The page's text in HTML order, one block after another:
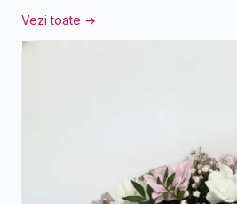
Vezi toate →